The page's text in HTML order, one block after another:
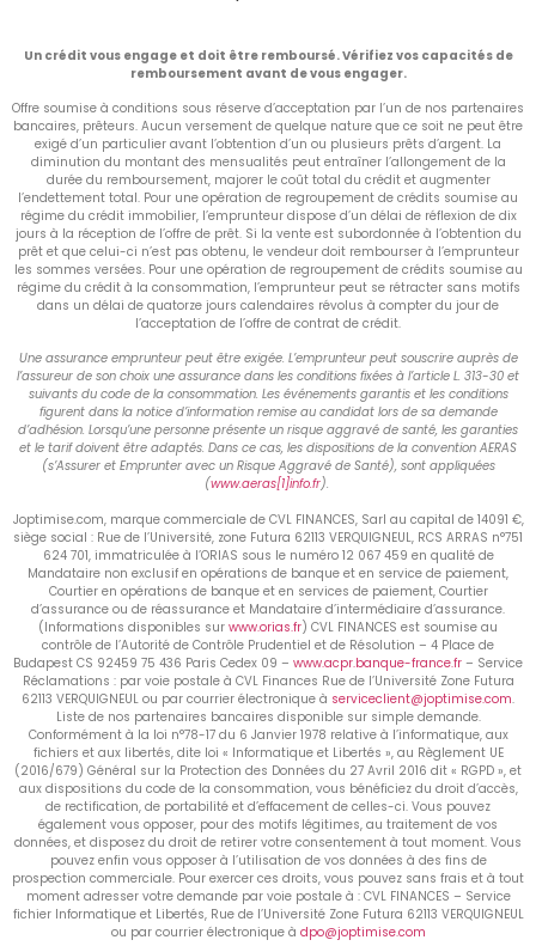
Un crédit vous engage et doit être remboursé. Vérifiez vos capacités de
remboursement avant de vous engager.
Offre soumise à conditions sous réserve d’acceptation par l’un de nos partenaires
bancaires, prêteurs. Aucun versement de quelque nature que ce soit ne peut être
exigé d’un particulier avant l’obtention d’un ou plusieurs prêts d’argent. La
diminution du montant des mensualités peut entraîner l’allongement de la
durée du remboursement, majorer le coût total du crédit et augmenter
l’endettement total. Pour une opération de regroupement de crédits soumise au
régime du crédit immobilier, l’emprunteur dispose d’un délai de réflexion de dix
jours à la réception de l’offre de prêt. Si la vente est subordonnée à l’obtention du
prêt et que celui-ci n’est pas obtenu, le vendeur doit rembourser à l’emprunteur
les sommes versées. Pour une opération de regroupement de crédits soumise au
régime du crédit à la consommation, l’emprunteur peut se rétracter sans motifs
dans un délai de quatorze jours calendaires révolus à compter du jour de
l’acceptation de l’offre de contrat de crédit.
Une assurance emprunteur peut être exigée. L’emprunteur peut souscrire auprès de
l’assureur de son choix une assurance dans les conditions fixées à l’article L. 313-30 et
suivants du code de la consommation. Les événements garantis et les conditions
figurent dans la notice d’information remise au candidat lors de sa demande
d’adhésion. Lorsqu’une personne présente un risque aggravé de santé, les garanties
et le tarif doivent être adaptés. Dans ce cas, les dispositions de la convention AERAS
(s’Assurer et Emprunter avec un Risque Aggravé de Santé), sont appliquées
(www.aeras[1]info.fr).
Joptimise.com, marque commerciale de CVL FINANCES, Sarl au capital de 14091 €,
siège social : Rue de l’Université, zone Futura 62113 VERQUIGNEUL, RCS ARRAS n°751
624 701, immatriculée à l’ORIAS sous le numéro 12 067 459 en qualité de
Mandataire non exclusif en opérations de banque et en service de paiement,
Courtier en opérations de banque et en services de paiement, Courtier
d’assurance ou de réassurance et Mandataire d’intermédiaire d’assurance.
(Informations disponibles sur www.orias.fr) CVL FINANCES est soumise au
contrôle de l’Autorité de Contrôle Prudentiel et de Résolution – 4 Place de
Budapest CS 92459 75 436 Paris Cedex 09 – www.acpr.banque-france.fr – Service
Réclamations : par voie postale à CVL Finances Rue de l’Université Zone Futura
62113 VERQUIGNEUL ou par courrier électronique à serviceclient@joptimise.com.
Liste de nos partenaires bancaires disponible sur simple demande.
Conformément à la loi n°78-17 du 6 Janvier 1978 relative à l’informatique, aux
fichiers et aux libertés, dite loi « Informatique et Libertés », au Règlement UE
(2016/679) Général sur la Protection des Données du 27 Avril 2016 dit « RGPD », et
aux dispositions du code de la consommation, vous bénéficiez du droit d’accès,
de rectification, de portabilité et d’effacement de celles-ci. Vous pouvez
également vous opposer, pour des motifs légitimes, au traitement de vos
données, et disposez du droit de retirer votre consentement à tout moment. Vous
pouvez enfin vous opposer à l’utilisation de vos données à des fins de
prospection commerciale. Pour exercer ces droits, vous pouvez sans frais et à tout
moment adresser votre demande par voie postale à : CVL FINANCES – Service
fichier Informatique et Libertés, Rue de l’Université Zone Futura 62113 VERQUIGNEUL
ou par courrier électronique à dpo@joptimise.com